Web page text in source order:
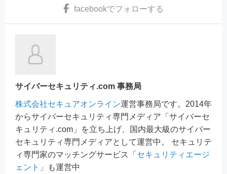
facebookでフォローする
サイバーセキュリティ.com 事務局
株式会社セキュアオンライン運営事務局です。2014年
からサイバーセキュリティ専門メディア「サイバーセ
キュリティ.com」を立ち上げ、国内最大級のサイバー
セキュリティ専門メディアとして運営中。 セキュリテ
ィ専門家のマッチングサービス「 セキュリティエージ
ェント 」も運営中